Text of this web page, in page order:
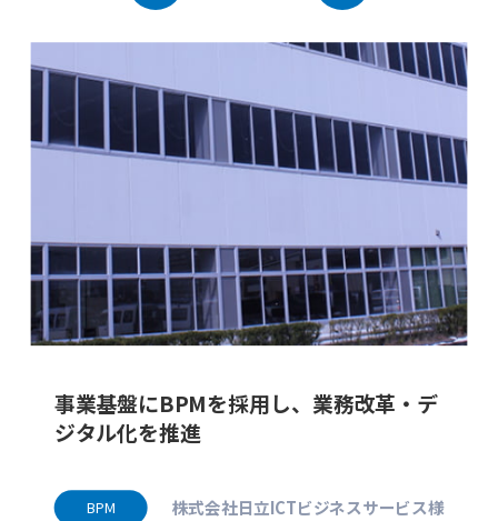
事業基盤にBPMを採用し、業務改革・デ
ジタル化を推進
BPM 株式会社日立ICTビジネスサービス様